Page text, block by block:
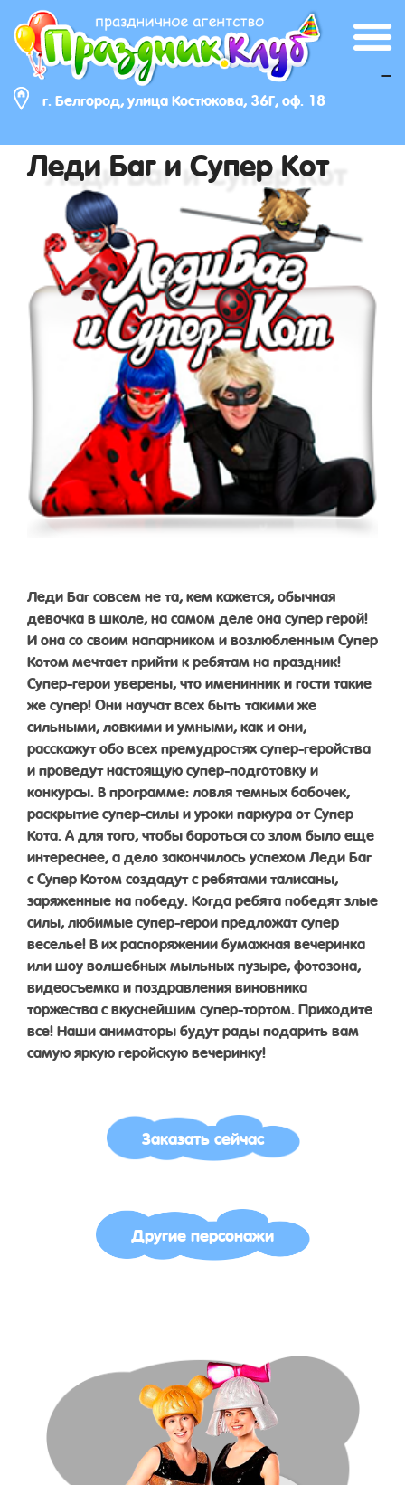
г. Белгород, улица Костюкова, 36Г, оф. 18
_
Леди Баг и Супер Кот
Леди Баг совсем не та, кем кажется, обычная
девочка в школе, на самом деле она супер герой!
И она со своим напарником и возлюбленным Супер
Котом мечтает прийти к ребятам на праздник!
Супер-герои уверены, что именинник и гости такие
же супер! Они научат всех быть такими же
сильными, ловкими и умными, как и они,
расскажут обо всех премудростях супер-геройства
и проведут настоящую супер-подготовку и
конкурсы. В программе: ловля темных бабочек,
раскрытие супер-силы и уроки паркура от Супер
Кота. А для того, чтобы бороться со злом было еще
интереснее, а дело закончилось успехом Леди Баг
с Супер Котом создадут с ребятами талисаны,
заряженные на победу. Когда ребята победят злые
силы, любимые супер-герои предложат супер
веселье! В их распоряжении бумажная вечеринка
или шоу волшебных мыльных пузыре, фотозона,
видеосъемка и поздравления виновника
торжества с вкуснейшим супер-тортом. Приходите
все! Наши аниматоры будут рады подарить вам
самую яркую геройскую вечеринку!
Заказать сейчас
Другие персонажи